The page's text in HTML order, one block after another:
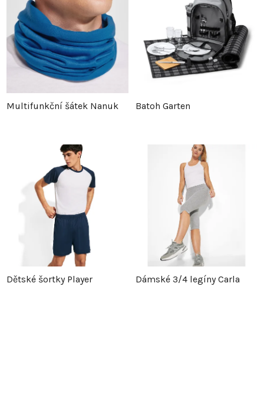
Multifunkční šátek Nanuk Batoh Garten
Dětské šortky Player Dámské 3/4 legíny Carla